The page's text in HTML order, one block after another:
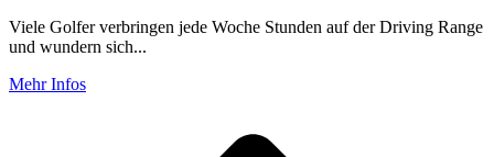
Viele Golfer verbringen jede Woche Stunden auf der Driving Range
und wundern sich...
Mehr Infos